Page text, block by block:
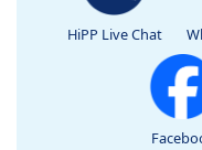
HiPP Live Chat